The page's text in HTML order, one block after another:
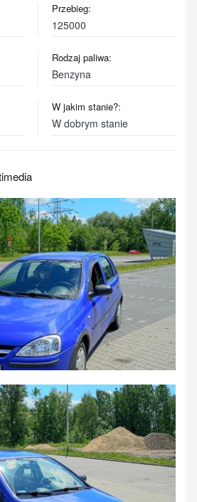
Przebieg:
125000
Rodzaj paliwa:
Benzyna
W jakim stanie?:
W dobrym stanie